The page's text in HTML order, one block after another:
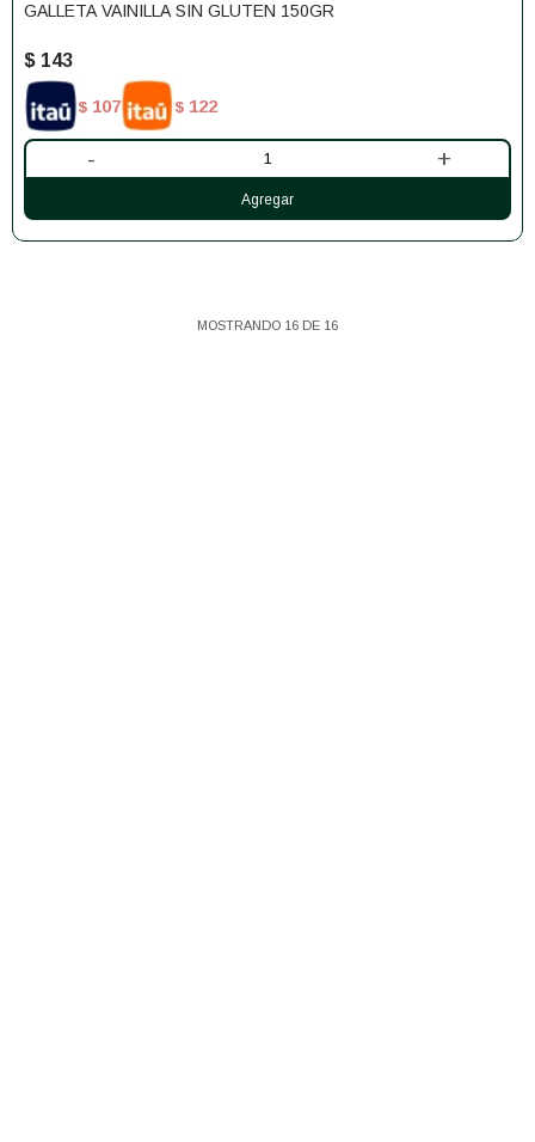
GALLETA VAINILLA SIN GLUTEN 150GR
$ 143
$ 107 $ 122
- +
MOSTRANDO 16 DE 16